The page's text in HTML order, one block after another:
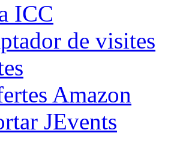
ICC
de visites
Amazon
JEvents